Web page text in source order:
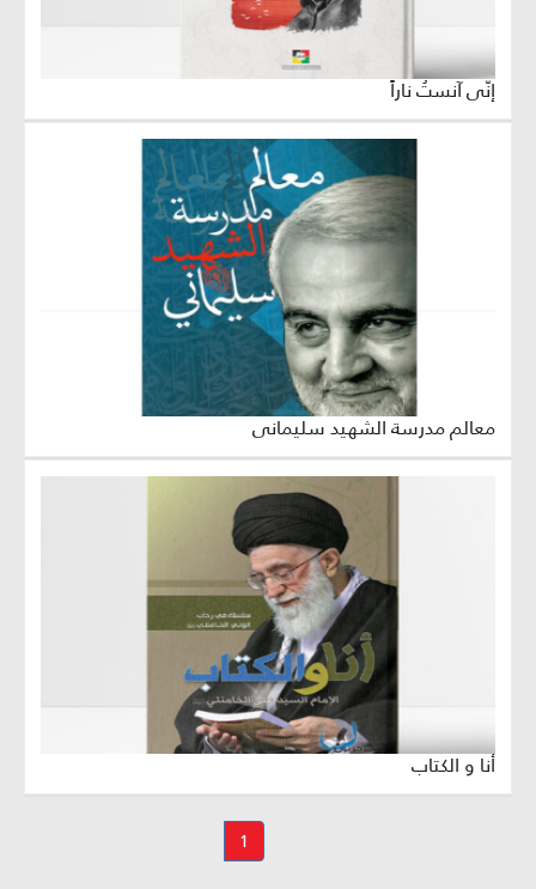
إنّي آنستُ ناراً
معالم مدرسة الشهيد سليماني
أنا و الكتاب
1